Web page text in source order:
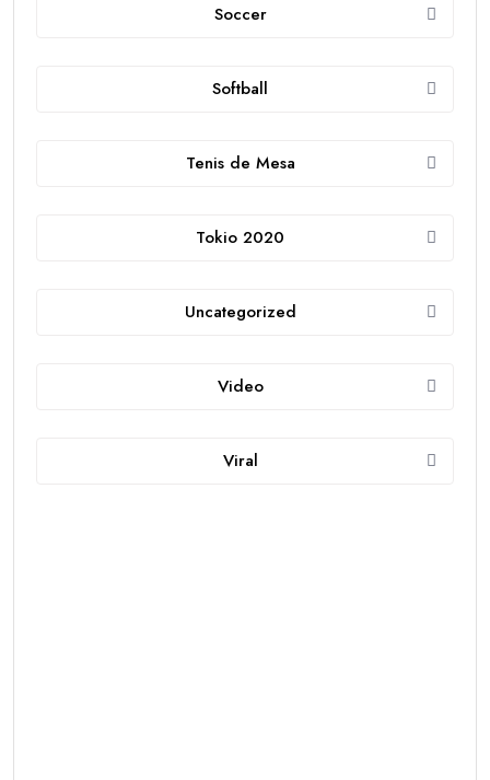
Soccer
Softball
Tenis de Mesa
Tokio 2020
Uncategorized
Video
Viral